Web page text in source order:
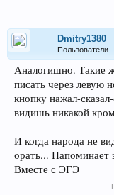
Dmitry1380
Пользователи
Аналогишно. Такие
писать через левую
кнопку нажал-
видишь никакой
И когда народа не
орать... Напоминает
Вместе с ЭГЭ